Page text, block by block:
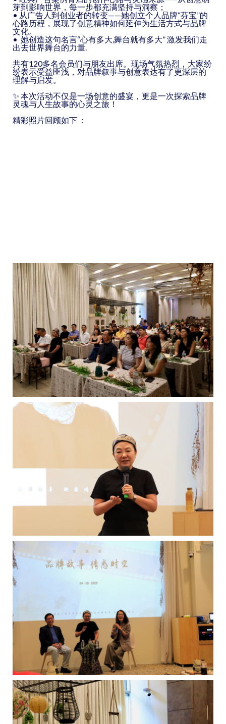
芽到影响世界，每一步都充满坚持与洞察；
• 从广告人到创业者的转变——她创立个人品牌“芬宝”的
心路历程，展现了创意精神如何延伸为生活方式与品牌
文化。
• ⁠ 她创造这句名言“心有多大,舞台就有多大” 激发我们走
出去世界舞台的力量.
共有120多名会员们与朋友出席。现场气氛热烈，大家纷
纷表示受益匪浅，对品牌叙事与创意表达有了更深层的
理解与启发。
✨ 本次活动不仅是一场创意的盛宴，更是一次探索品牌
灵魂与人生故事的心灵之旅！
精彩照片回顾如下 ：